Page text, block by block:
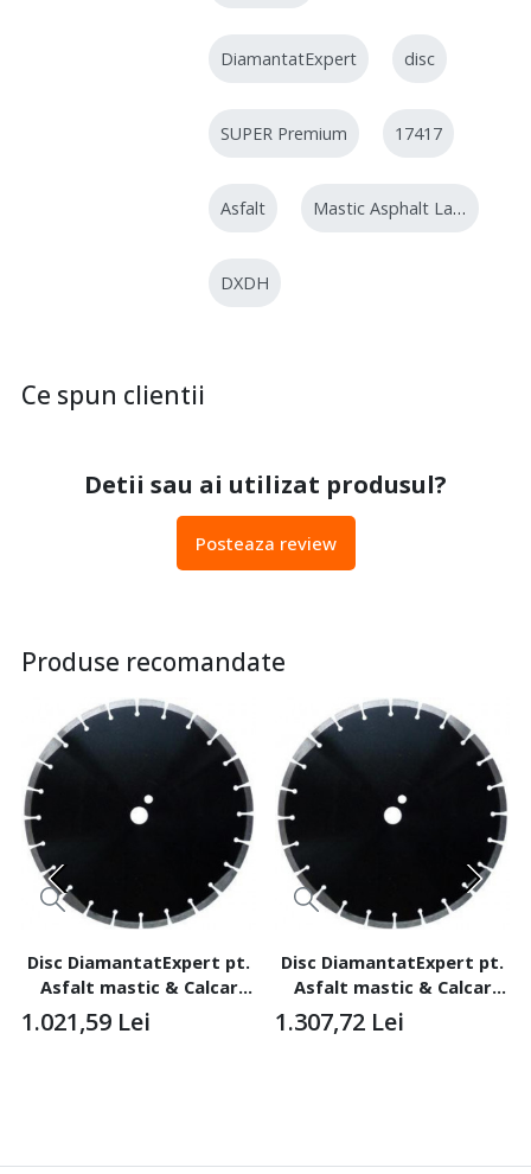
DiamantatExpert disc
SUPER Premium 17417
Asfalt Mastic Asphalt Laser
DXDH
Ce spun clientii
Detii sau ai utilizat produsul?
Posteaza review
Produse recomandate
Disc DiamantatExpert pt.
Asfalt mastic & Calcar
300x25.4 (mm) Super
Premium -
1.021,59 Lei
Disc DiamantatExpert pt.
Asfalt mastic & Calcar
350x25.4 (mm) Super
Premium -
1.307,72 Lei